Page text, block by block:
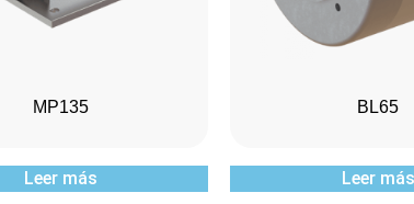
MP135
Leer más
BL65
Leer más